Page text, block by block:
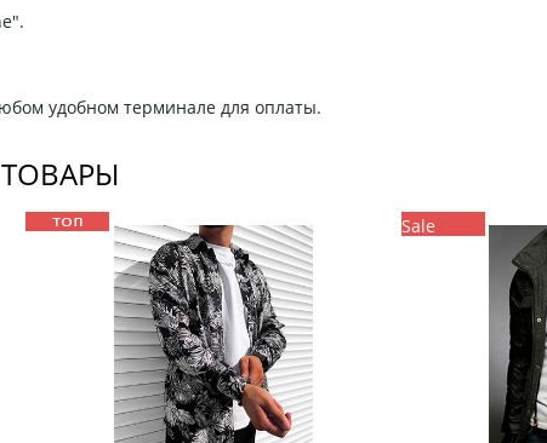
удобном терминале для оплаты.
Sale